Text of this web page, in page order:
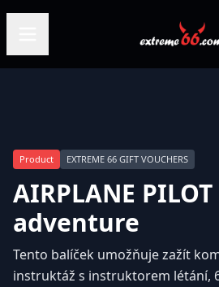
Product EXTREME 66 GIFT VOUCHERS
AIRPLANE
adventure
Tento balíček umožňuje zažít
instruktáž s instruktorem létání,